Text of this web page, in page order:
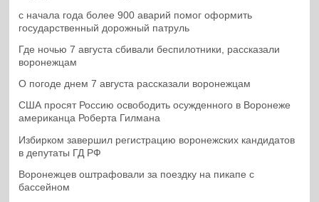
с начала года более 900 аварий помог оформить
государственный дорожный патруль
Где ночью 7 августа сбивали беспилотники, рассказали
воронежцам
О погоде днем 7 августа рассказали воронежцам
США просят Россию освободить осужденного в Воронеже
американца Роберта Гилмана
Избирком завершил регистрацию воронежских кандидатов
в депутаты ГД РФ
Воронежцев оштрафовали за поездку на пикапе с
бассейном